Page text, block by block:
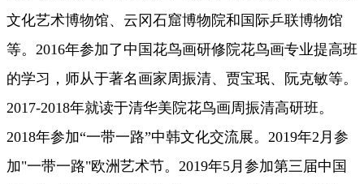
文化艺术博物馆、云冈石窟博物院和国际乒联博物馆
等。2016年参加了中国花鸟画研修院花鸟画专业提高班
的学习，师从于著名画家周振清、贾宝珉、阮克敏等。
2017-2018年就读于清华美院花鸟画周振清高研班。
2018年参加“一带一路”中韩文化交流展。2019年2月参
加"一带一路"欧洲艺术节。2019年5月参加第三届中国